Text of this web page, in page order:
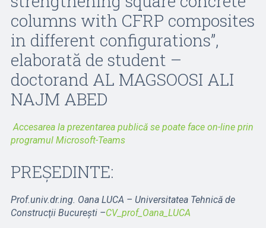
columns with CFRP composites
in different configurations”,
elaborată de student –
doctorand AL MAGSOOSI ALI
NAJM ABED
Accesarea la prezentarea publică se poate face on-line prin
programul Microsoft-Teams
PREȘEDINTE:
Prof.univ.dr.ing. Oana LUCA – Universitatea Tehnică de
Construcţii Bucureşti –CV_prof_Oana_LUCA